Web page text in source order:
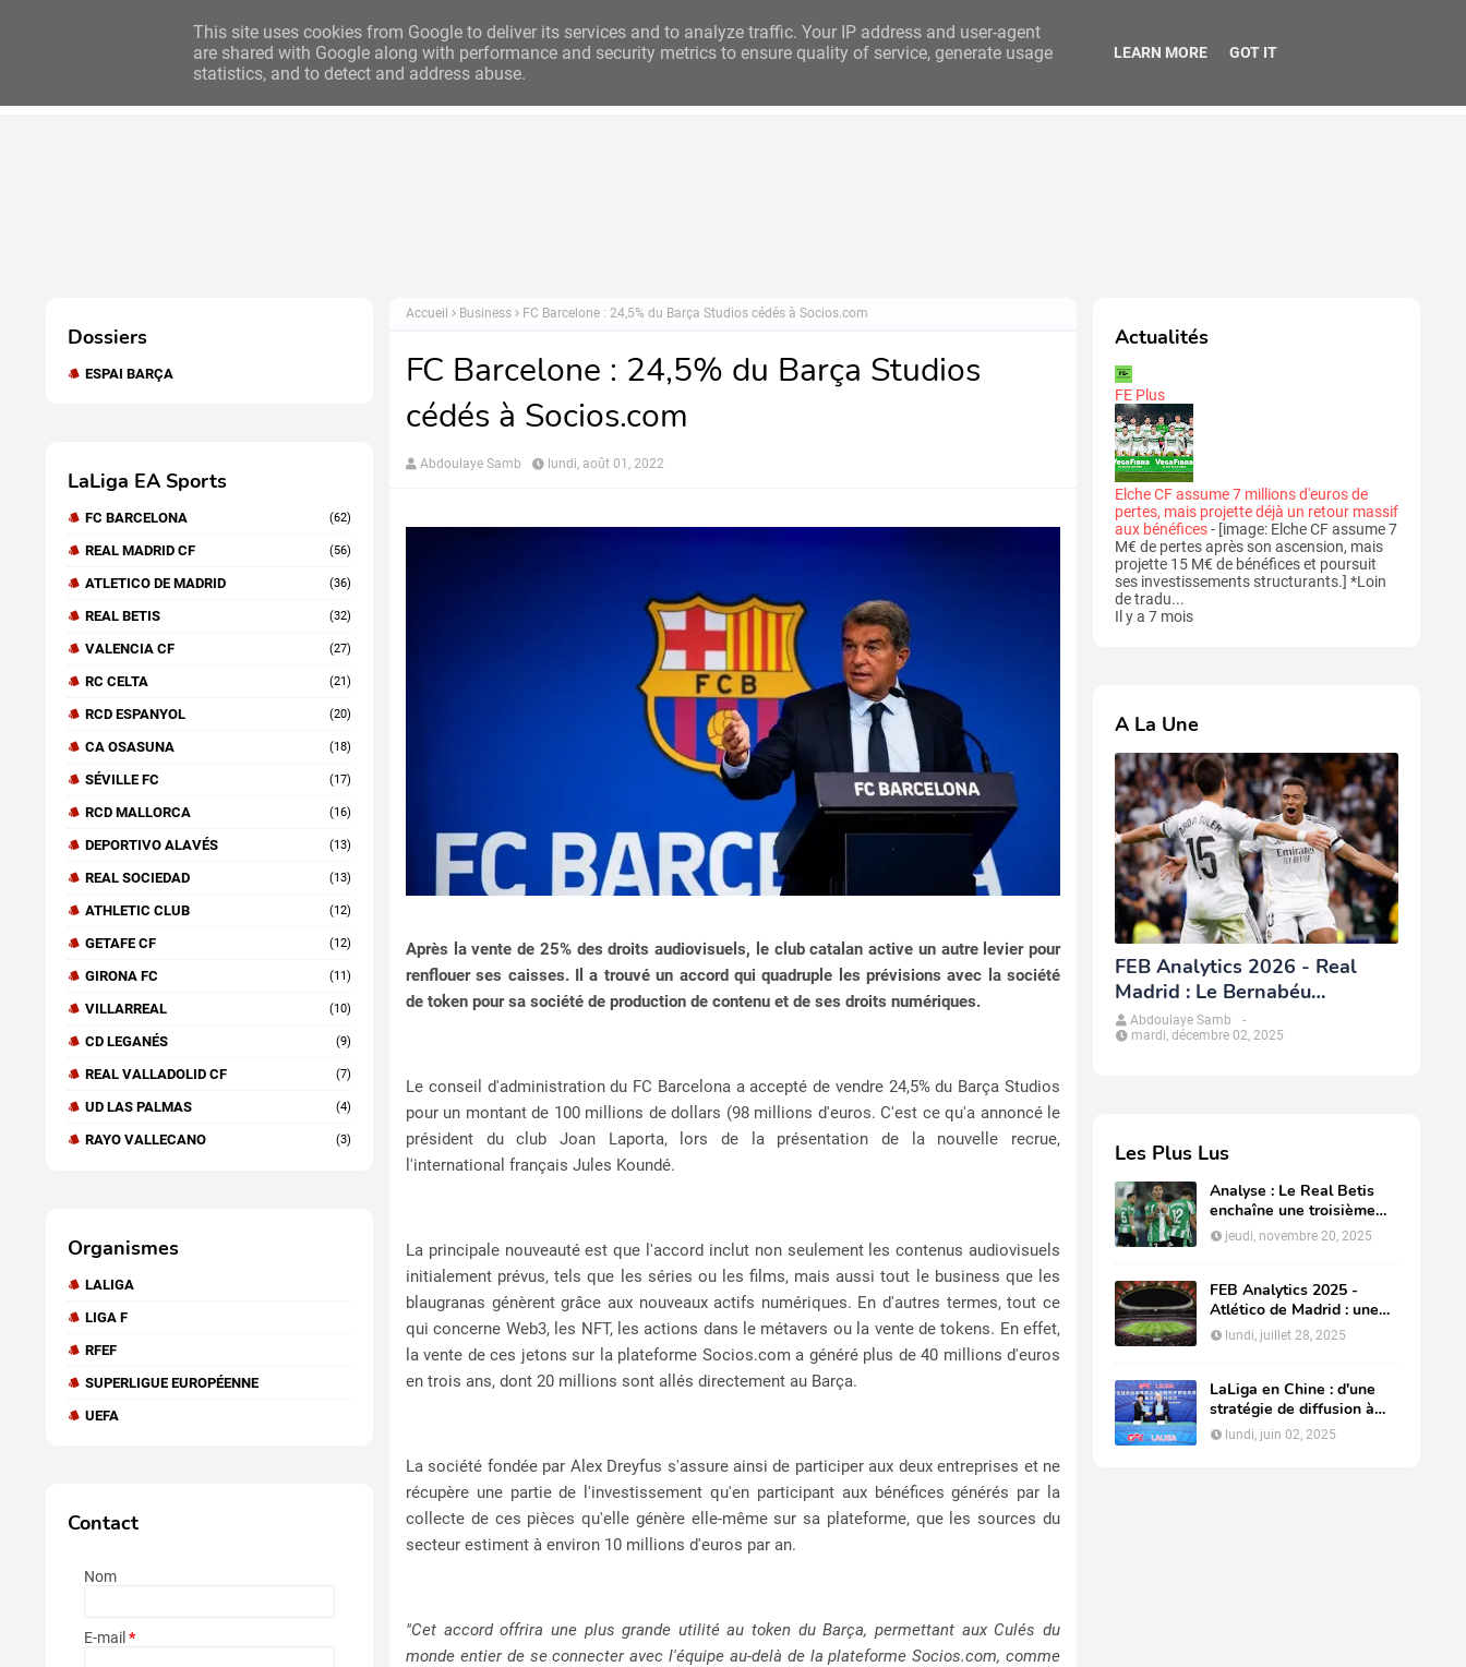
Accueil Actualités Analyse
Dossiers
ESPAI BARÇA
LaLiga EA Sports
FC BARCELONA (62)
REAL MADRID CF (56)
ATLETICO DE MADRID (36)
REAL BETIS (32)
VALENCIA CF (27)
RC CELTA (21)
RCD ESPANYOL (20)
CA OSASUNA (18)
SÉVILLE FC (17)
RCD MALLORCA (16)
DEPORTIVO ALAVÉS (13)
REAL SOCIEDAD (13)
ATHLETIC CLUB (12)
GETAFE CF (12)
GIRONA FC (11)
VILLARREAL (10)
CD LEGANÉS (9)
REAL VALLADOLID CF (7)
UD LAS PALMAS (4)
RAYO VALLECANO (3)
Organismes
LALIGA
LIGA F
RFEF
SUPERLIGUE EUROPÉENNE
UEFA
Contact
Nom
E-mail *
Accueil Business FC Barcelone : 24,5% du Barça Studios cédés à Socios.com
FC Barcelone : 24,5% du Barça Studios
cédés à Socios.com
Abdoulaye Samb lundi, août 01, 2022
Après la vente de 25% des droits audiovisuels, le club catalan active un autre levier pour
renflouer ses caisses. Il a trouvé un accord qui quadruple les prévisions avec la société
de token pour sa société de production de contenu et de ses droits numériques.
Le conseil d'administration du FC Barcelona a accepté de vendre 24,5% du Barça Studios
pour un montant de 100 millions de dollars (98 millions d'euros. C'est ce qu'a annoncé le
président du club Joan Laporta, lors de la présentation de la nouvelle recrue,
l'international français Jules Koundé.
La principale nouveauté est que l'accord inclut non seulement les contenus audiovisuels
initialement prévus, tels que les séries ou les films, mais aussi tout le business que les
blaugranas génèrent grâce aux nouveaux actifs numériques. En d'autres termes, tout ce
qui concerne Web3, les NFT, les actions dans le métavers ou la vente de tokens. En effet,
la vente de ces jetons sur la plateforme Socios.com a généré plus de 40 millions d'euros
en trois ans, dont 20 millions sont allés directement au Barça.
La société fondée par Alex Dreyfus s'assure ainsi de participer aux deux entreprises et ne
récupère une partie de l'investissement qu'en participant aux bénéfices générés par la
collecte de ces pièces qu'elle génère elle-même sur sa plateforme, que les sources du
secteur estiment à environ 10 millions d'euros par an.
"Cet accord offrira une plus grande utilité au token du Barça, permettant aux Culés du
monde entier de se connecter avec l'équipe au-delà de la plateforme Socios.com, comme
Actualités
FE Plus
Elche CF assume 7 millions d'euros de
pertes, mais projette déjà un retour massif
aux bénéfices- [image: Elche CF assume 7
M€ de pertes après son ascension, mais
projette 15 M€ de bénéfices et poursuit
ses investissements structurants.] *Loin
de tradu...
Il y a 7 mois
A La Une
FEB Analytics 2026 - Real
Madrid : Le Bernabéu
redessine le modèle
économique du club
Abdoulaye Samb
-
mardi, décembre 02, 2025
Les Plus Lus
Analyse : Le Real Betis
enchaîne une troisième
année de suite avec du
bénéfice
jeudi, novembre 20, 2025
FEB Analytics 2025 -
Atlético de Madrid : une
restructuration de la dette
en profondeur pour
lundi, juillet 28, 2025
LaLiga en Chine : d'une
stratégie de diffusion à
une influence structurelle
lundi, juin 02, 2025
This site uses cookies from Google to deliver its services and to analyze traffic. Your IP address and user-agent
are shared with Google along with performance and security metrics to ensure quality of service, generate usage
statistics, and to detect and address abuse.
LEARN MORE GOT IT